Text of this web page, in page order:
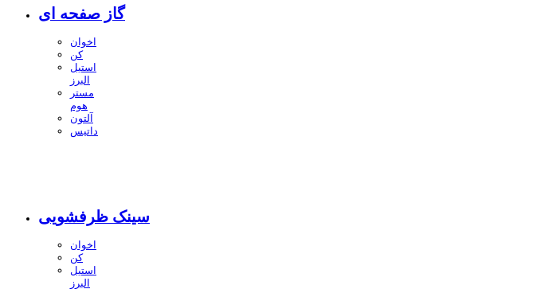
گاز صفحه ای
اخوان
کن
استیل
البرز
مستر
هوم
آلتون
داتیس
سینک ظرفشویی
اخوان
کن
استیل
البرز